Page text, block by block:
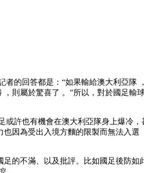
記者的回答都是 ：“如果輸給澳大利亞隊
則屬於驚喜了 。 ”所以，對於國足輸
有機會在澳大利亞隊身上爆冷，甚
因為受出入境方麵的限製而無法入選 
滿、以及批評。比如國足後防
。